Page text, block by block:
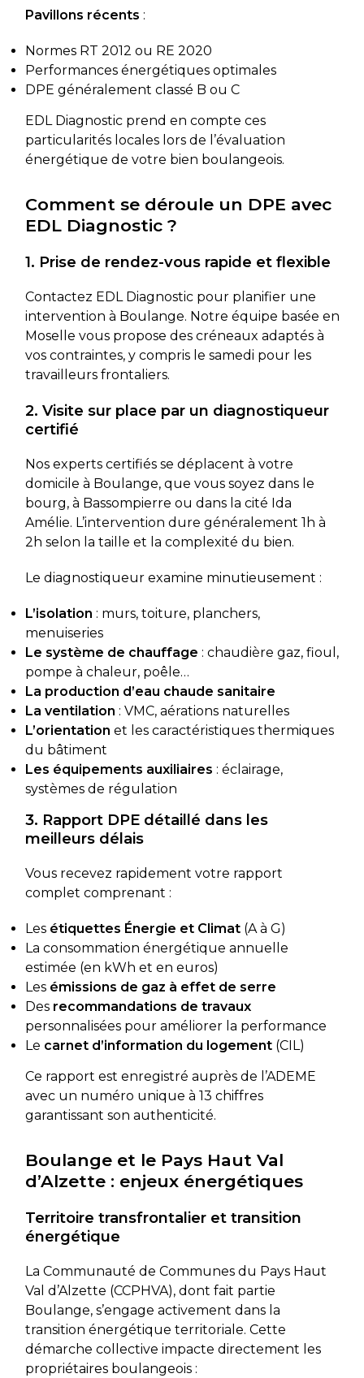
Pavillons récents :
Normes RT 2012 ou RE 2020
Performances énergétiques optimales
DPE généralement classé B ou C
EDL Diagnostic prend en compte ces
particularités locales lors de l’évaluation
énergétique de votre bien boulangeois.
Comment se déroule un DPE avec
EDL Diagnostic ?
1. Prise de rendez-vous rapide et flexible
Contactez EDL Diagnostic pour planifier une
intervention à Boulange. Notre équipe basée en
Moselle vous propose des créneaux adaptés à
vos contraintes, y compris le samedi pour les
travailleurs frontaliers.
2. Visite sur place par un diagnostiqueur
certifié
Nos experts certifiés se déplacent à votre
domicile à Boulange, que vous soyez dans le
bourg, à Bassompierre ou dans la cité Ida
Amélie. L’intervention dure généralement 1h à
2h selon la taille et la complexité du bien.
Le diagnostiqueur examine minutieusement :
L’isolation : murs, toiture, planchers,
menuiseries
Le système de chauffage : chaudière gaz, fioul,
pompe à chaleur, poêle…
La production d’eau chaude sanitaire
La ventilation : VMC, aérations naturelles
L’orientation et les caractéristiques thermiques
du bâtiment
Les équipements auxiliaires : éclairage,
systèmes de régulation
3. Rapport DPE détaillé dans les
meilleurs délais
Vous recevez rapidement votre rapport
complet comprenant :
Les étiquettes Énergie et Climat(A à G)
La consommation énergétique annuelle
estimée (en kWh et en euros)
Les émissions de gaz à effet de serre
Des recommandations de travaux
personnalisées pour améliorer la performance
Le carnet d’information du logement(CIL)
Ce rapport est enregistré auprès de l’ADEME
avec un numéro unique à 13 chiffres
garantissant son authenticité.
Boulange et le Pays Haut Val
d’Alzette : enjeux énergétiques
Territoire transfrontalier et transition
énergétique
La Communauté de Communes du Pays Haut
Val d’Alzette (CCPHVA), dont fait partie
Boulange, s’engage activement dans la
transition énergétique territoriale. Cette
démarche collective impacte directement les
propriétaires boulangeois :